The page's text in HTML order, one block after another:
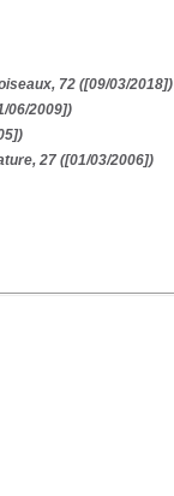
72 ([09/03/2018])
06/2009])
27 ([01/03/2006])